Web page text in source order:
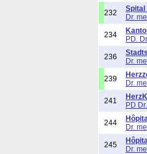
232
Spital
Dr.
234
PD.
236
Dr.
239
Dr.
241
PD
244
Dr.
245
Dr.